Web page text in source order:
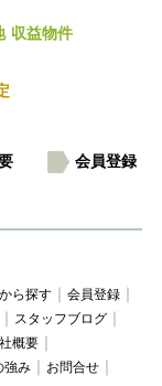
収益物件
会員登録
ら探す
会員登録
スタッフブログ
概要
強み
お問合せ